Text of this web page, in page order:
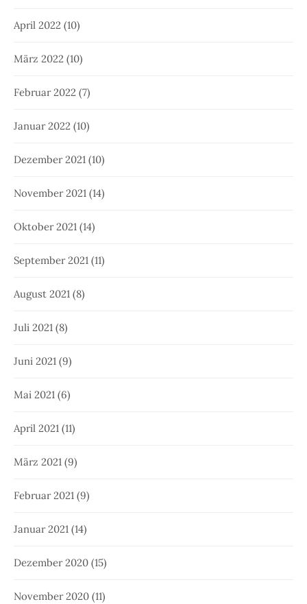
April 2022 (10)
März 2022 (10)
Februar 2022 (7)
Januar 2022 (10)
Dezember 2021 (10)
November 2021 (14)
Oktober 2021 (14)
September 2021 (11)
August 2021 (8)
Juli 2021 (8)
Juni 2021 (9)
Mai 2021 (6)
April 2021 (11)
März 2021 (9)
Februar 2021 (9)
Januar 2021 (14)
Dezember 2020 (15)
November 2020 (11)